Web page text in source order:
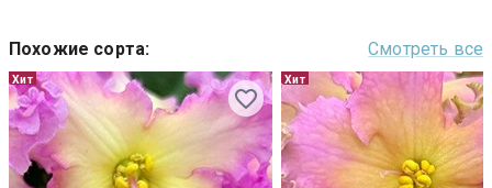
Похожие сорта: Смотреть все
Хит Хит